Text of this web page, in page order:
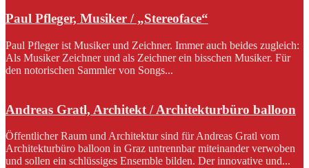
Paul Pfleger, Musiker / „Stereoface“
Paul Pfleger ist Musiker und Zeichner. Immer auch beides zugleich:
Als Musiker Zeichner und als Zeichner ein bisschen Musiker. Für
den notorischen Sammler von Songs...
Andreas Gratl, Architekt / Architekturbüro balloon
Öffentlicher Raum und Architektur sind für Andreas Gratl vom
Architekturbüro balloon in Graz untrennbar miteinander verwoben
und sollen ein schlüssiges Ensemble bilden. Der innovative und...